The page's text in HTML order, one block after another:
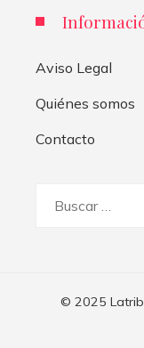
Aviso Legal
Quiénes somos
Contacto
© 2025